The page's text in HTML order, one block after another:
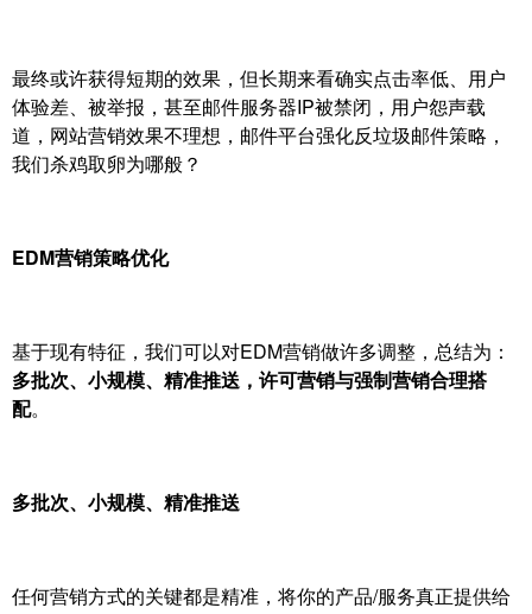
最终或许获得短期的效果，但长期来看确实点击率低、用户
体验差、被举报，甚至邮件服务器IP被禁闭，用户怨声载
道，网站营销效果不理想，邮件平台强化反垃圾邮件策略，
我们杀鸡取卵为哪般？
EDM营销策略优化
基于现有特征，我们可以对EDM营销做许多调整，总结为：
多批次、小规模、精准推送，许可营销与强制营销合理搭
配。
多批次、小规模、精准推送
任何营销方式的关键都是精准，将你的产品/服务真正提供给